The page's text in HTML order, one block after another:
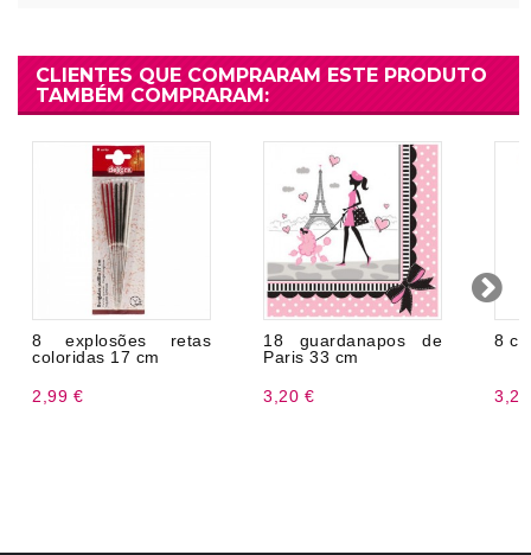
CLIENTES QUE COMPRARAM ESTE PRODUTO
TAMBÉM COMPRARAM:
8 explosões retas
coloridas 17 cm
2,99 €
18 guardanapos de
Paris 33 cm
3,20 €
8